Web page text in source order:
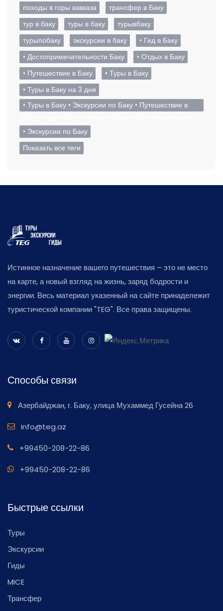
походы в горы кавказа
трансфер в Баку
тур в баку
туры в баку
турывбаку
турыпобаку
экскурсии в баку
• Гид в Баку
• Достопримечательности Баку
• Отдых в Баку
• Путешествие в Баку
• Туры в Баку
• Туры в Баку на 3 дня
• Туры в Баку • Экскурсии по Баку • Путешествие в
• Экскурсии по Баку
Показать все теги
Истинное назначение вашего путешествия – это не место
на карте, а новый взгляд на жизнь, заряд бодрости и
энергии. Весь материал указенный на сайте принадележит
туристической компании "TEG". Все права защищены.
Способы связи
Азербайджан, г. Баку, улица Мухаммед Гусейна 26
info@teg.az
+99450-208-22-86
+99450-208-22-86
Быстрые ссылки
Туры
Экскурсии
Гиды
MICE
Трансфер